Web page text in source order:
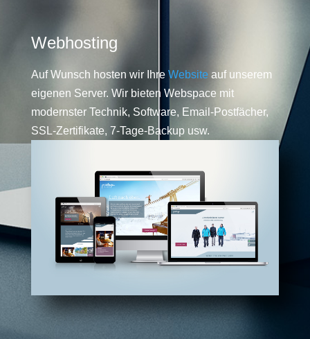
Webhosting
Auf Wunsch hosten wir Ihre Website auf unserem
eigenen Server. Wir bieten Webspace mit
modernster Technik, Software, Email-Postfächer,
SSL-Zertifikate, 7-Tage-Backup usw.